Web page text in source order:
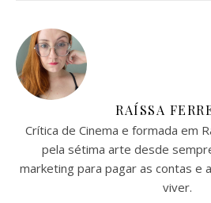
RAÍSSA
Crítica de Cinema e formada em
pela sétima arte desde
marketing para pagar as contas e
viver.